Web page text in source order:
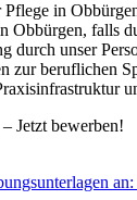
in
Obbürgen, falls
durch unser
zur beruflichen
Jetzt bewerben!